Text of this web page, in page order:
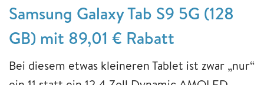
Samsung Galaxy Tab S9 5G (128
GB) mit 89,01 € Rabatt
Bei diesem etwas kleineren Tablet ist zwar „nur“